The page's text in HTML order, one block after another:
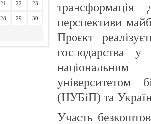
21 22 23
28 29 30
трансформація
перспективи
Проєкт
господарства
університетом
(НУБіП) та
Участь